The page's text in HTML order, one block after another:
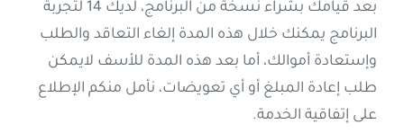
إتصل بنا
بعد قيامك بشراء نسخة من البرنامج، لديك 14 لتجربة
البرنامج يمكنك خلال هذه المدة إلغاء التعاقد والطلب
وإستعادة أموالك، أما بعد هذه المدة للأسف لايمكن
طلب إعادة المبلغ أو أي تعويضات، نأمل منكم الإطلاع
على إتفاقية الخدمة.